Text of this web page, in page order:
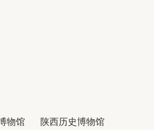
物馆 陕西历史博物馆